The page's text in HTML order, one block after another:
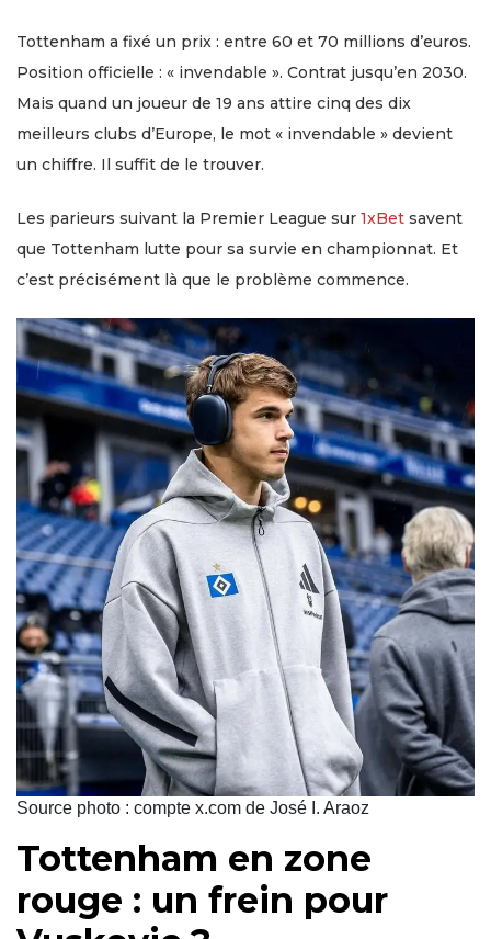
Tottenham a fixé un prix : entre 60 et 70 millions d’euros.
Position officielle : « invendable ». Contrat jusqu’en 2030.
Mais quand un joueur de 19 ans attire cinq des dix
meilleurs clubs d’Europe, le mot « invendable » devient
un chiffre. Il suffit de le trouver.
Les parieurs suivant la Premier League sur 1xBet savent
que Tottenham lutte pour sa survie en championnat. Et
c’est précisément là que le problème commence.
Source photo : compte x.com de José I. Araoz
Tottenham en zone
rouge : un frein pour